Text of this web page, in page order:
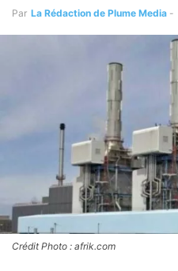
Par La Rédaction de Plume Media -
Crédit Photo : afrik.com